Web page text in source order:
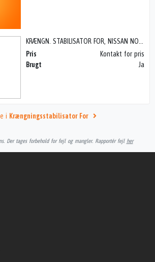
KRÆNGN. STABILISATOR FOR, NISSAN NOTE (06-12)
Pris
Kontakt for pris
Brugt
Ja
i Krængningsstabilisator For
Der tages forbehold for fejl og mangler. Rapportér fejl her